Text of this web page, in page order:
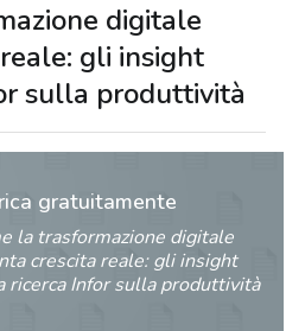
digitale
gli insight
sulla produttività
gratuitamente
la trasformazione digitale
crescita reale: gli insight
ricerca Infor sulla produttività